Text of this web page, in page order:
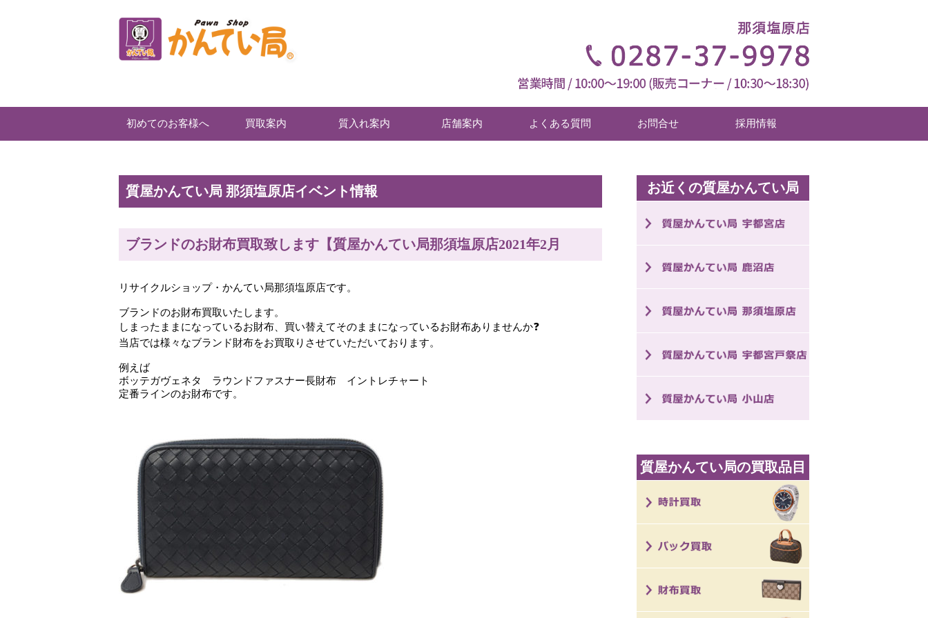
初めてのお客様へ 買取案内 質入れ案内 店舗案内 よくある質問 お問合せ 採用情報
質屋かんてい局 那須塩原店イベント情報
ブランドのお財布買取致します【質屋かんてい局那須塩原店2021年2月
リサイクルショップ・かんてい局那須塩原店です。
ブランドのお財布買取いたします。
しまったままになっているお財布、買い替えてそのままになっているお財布ありませんか❓
当店では様々なブランド財布をお買取りさせていただいております。
例えば
ボッテガヴェネタ ラウンドファスナー長財布 イントレチャート
定番ラインのお財布です。
お近くの質屋かんてい局
質屋かんてい局の買取品目